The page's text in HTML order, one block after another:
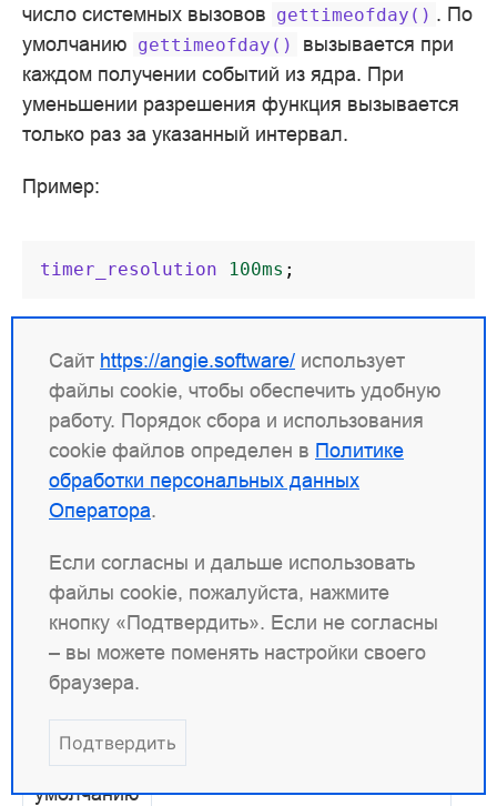
число системных вызовов gettimeofday() . По
умолчанию gettimeofday()
вызывается при
каждом получении событий из ядра. При
уменьшении разрешения функция вызывается
только раз за указанный интервал.
Пример:
timer_resolution 100ms ;
Внутренняя реализация интервала зависит от
используемого метода:
Фильтр EVFILT_TIMER , если используется
kqueue.
Функция timer_create()
Функция setitimer() , в противном случае.
use
По
умолчанию
—
Сайт https://angie.software/ использует
файлы cookie, чтобы обеспечить удобную
работу. Порядок сбора и использования
cookie файлов определен в Политике
обработки персональных данных
Оператора.
Если согласны и дальше использовать
файлы cookie, пожалуйста, нажмите
кнопку «Подтвердить». Если не согласны
– вы можете поменять настройки своего
браузера.
Подтвердить